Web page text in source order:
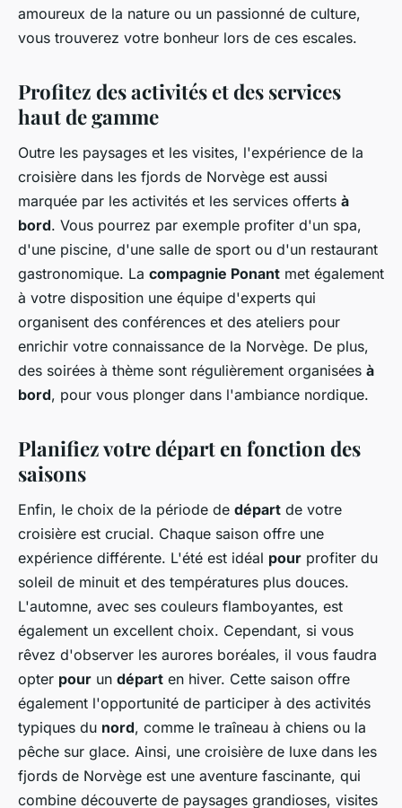
amoureux de la nature ou un passionné de culture,
vous trouverez votre bonheur lors de ces escales.
Profitez des activités et des services
haut de gamme
Outre les paysages et les visites, l'expérience de la
croisière dans les fjords de Norvège est aussi
marquée par les activités et les services offerts à
bord. Vous pourrez par exemple profiter d'un spa,
d'une piscine, d'une salle de sport ou d'un restaurant
gastronomique. La compagnie Ponant met également
à votre disposition une équipe d'experts qui
organisent des conférences et des ateliers pour
enrichir votre connaissance de la Norvège. De plus,
des soirées à thème sont régulièrement organisées à
bord, pour vous plonger dans l'ambiance nordique.
Planifiez votre départ en fonction des
saisons
Enfin, le choix de la période de départ de votre
croisière est crucial. Chaque saison offre une
expérience différente. L'été est idéal pour profiter du
soleil de minuit et des températures plus douces.
L'automne, avec ses couleurs flamboyantes, est
également un excellent choix. Cependant, si vous
rêvez d'observer les aurores boréales, il vous faudra
opter pour un départ en hiver. Cette saison offre
également l'opportunité de participer à des activités
typiques du nord, comme le traîneau à chiens ou la
pêche sur glace. Ainsi, une croisière de luxe dans les
fjords de Norvège est une aventure fascinante, qui
combine découverte de paysages grandioses, visites